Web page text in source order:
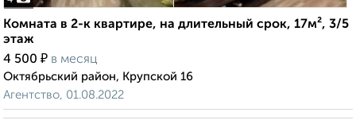
Комната в 2-к квартире, на длительный срок, 17м², 3/5
этаж
4 500 ₽ в месяц
Октябрьский район, Крупской 16
Агентство, 01.08.2022